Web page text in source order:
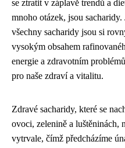
se ztratit v záplavě trendů a
mnoho otázek, jsou
všechny sacharidy jsou si
vysokým obsahem
energie a zdravotním
pro naše zdraví a vitalitu.
Zdravé sacharidy, které se
ovoci, zelenině a luštěninách,
vytrvale, čímž předcházíme